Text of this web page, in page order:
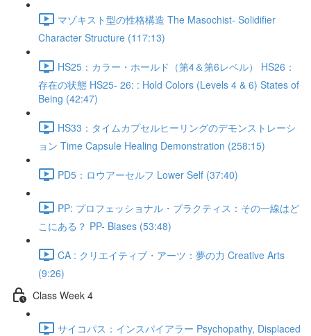
マゾキスト型の性格構造 The Masochist- Solidifier
Character Structure (117:13)
HS25：カラー・ホールド（第4＆第6レベル） HS26：
存在の状態 HS25- 26: : Hold Colors (Levels 4 & 6) States of
Being (42:47)
HS33：タイムカプセルヒーリングのデモンストレーシ
ョン Time Capsule Healing Demonstration (258:15)
PD5：ロウアーセルフ Lower Self (37:40)
PP: プロフェッショナル・プラクティス：その一線はど
こにある？ PP- Biases (53:48)
CA : クリエイティブ・アーツ：夢の力 Creative Arts
(9:26)
Class Week 4
サイコパス：インスパイアラー Psychopathy, Displaced